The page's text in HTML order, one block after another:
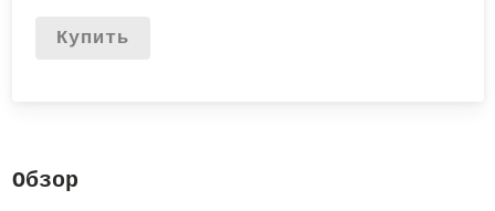
Купить
Обзор